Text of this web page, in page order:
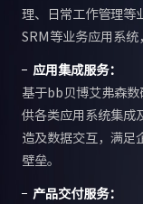
理、日常工作管理等
SRM等业务应用系
应用集成服务：
基于bb贝博艾弗森
供各类应用系统集成
造及数据交互，满足
壁垒。
产品交付服务：